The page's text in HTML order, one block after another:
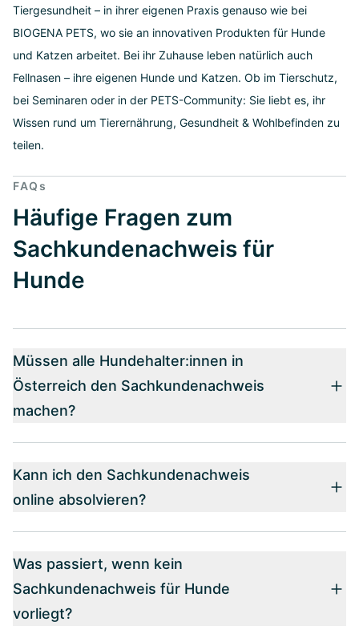
Tiergesundheit – in ihrer eigenen Praxis genauso wie bei
BIOGENA PETS, wo sie an innovativen Produkten für Hunde
und Katzen arbeitet. Bei ihr Zuhause leben natürlich auch
Fellnasen – ihre eigenen Hunde und Katzen. Ob im Tierschutz,
bei Seminaren oder in der PETS-Community: Sie liebt es, ihr
Wissen rund um Tierernährung, Gesundheit & Wohlbefinden zu
teilen.
FAQs
Häufige Fragen zum
Sachkundenachweis für
Hunde
Müssen alle Hundehalter:innen in
Österreich den Sachkundenachweis
machen?
Kann ich den Sachkundenachweis
online absolvieren?
Was passiert, wenn kein
Sachkundenachweis für Hunde
vorliegt?